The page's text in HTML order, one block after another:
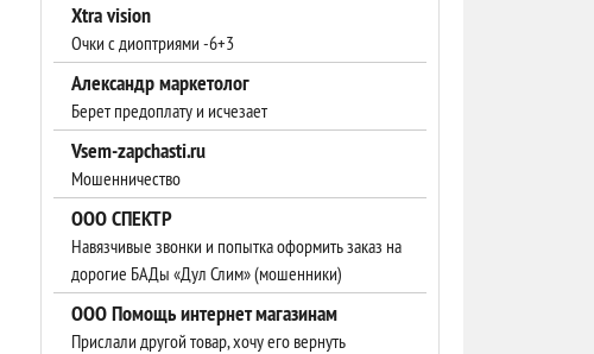
Xtra vision
Oчки с диоптриями -6+3
Александр маркетолог
Берет предоплату и исчезает
Vsem-zapchasti.ru
Мошенничество
ООО СПЕКТР
Навязчивые звонки и попытка оформить заказ на
дорогие БАДы «Дул Слим» (мошенники)
ООО Помощь интернет магазинам
Прислали другой товар, хочу его вернуть